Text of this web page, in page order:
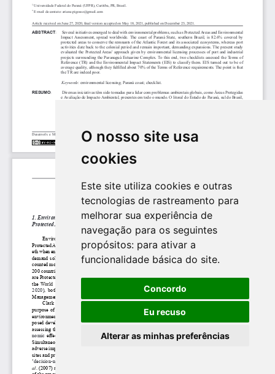
O nosso site usa
cookies
Este site utiliza cookies e outras
tecnologias de rastreamento para
melhorar sua experiência de
navegação para os seguintes
propósitos: para ativar a
funcionalidade básica do site.
Concordo
Eu recuso
Alterar as minhas preferências